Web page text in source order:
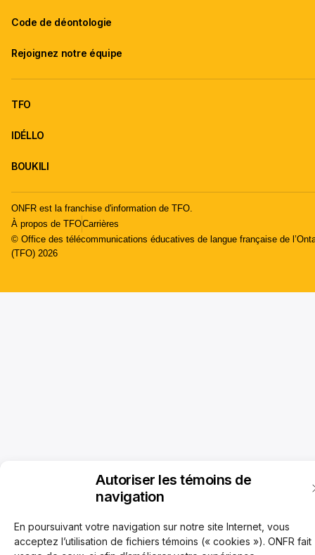
Autoriser les témoins de
navigation
En poursuivant votre navigation sur notre site Internet, vous
acceptez l’utilisation de fichiers témoins (« cookies »). ONFR fait
Code de déontologie
Rejoignez notre équipe
TFO
IDÉLLO
BOUKILI
ONFR est la franchise d'information de TFO.
À propos de TFOCarrières
© Office des télécommunications éducatives de langue française de
(TFO) 2026